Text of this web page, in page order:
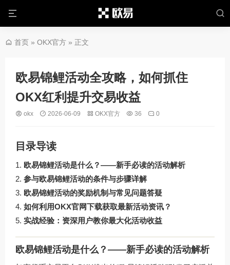
首页 » OKX官方 » 正文
欧易锦鲤活动全攻略，如何抓住
OKX红利提升交易收益
okx 2026-06-09 OKX官方 36 0
目录导读
欧易锦鲤活动是什么？——新手必读的活动解析
参与欧易锦鲤活动的条件与步骤详解
欧易锦鲤活动的奖励机制与常见问题答疑
如何利用OKX官网下载获取最新活动资讯？
实战经验：资深用户教你最大化活动收益
欧易锦鲤活动是什么？——新手必读的活动解析